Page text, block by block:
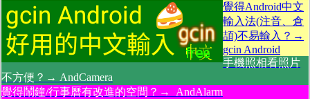
覺得Android中文
輸入法(注音、倉
頡)不易輸入？→
gcin Android
手機照相看照片
不方便？→ AndCamera
覺得鬧鐘/行事曆有改進的空間？→ AndAlarm